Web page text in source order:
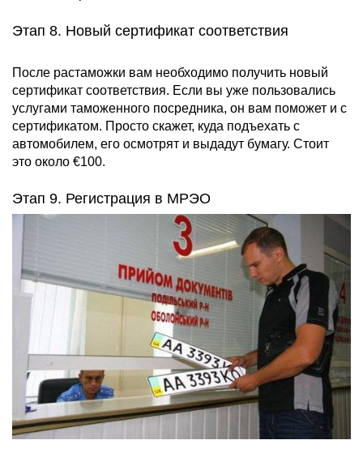
Этап 8. Новый сертификат соответствия
После растаможки вам необходимо получить новый
сертификат соответствия. Если вы уже пользовались
услугами таможенного посредника, он вам поможет и с
сертификатом. Просто скажет, куда подъехать с
автомобилем, его осмотрят и выдадут бумагу. Стоит
это около €100.
Этап 9. Регистрация в МРЭО